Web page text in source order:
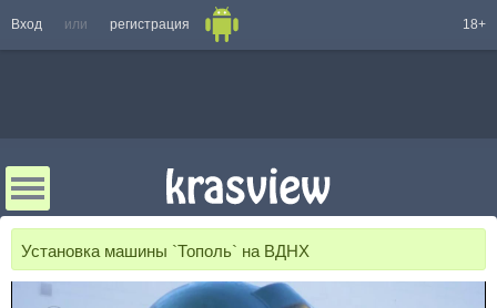
Вход или регистрация 18+
Установка машины `Тополь` на ВДНХ